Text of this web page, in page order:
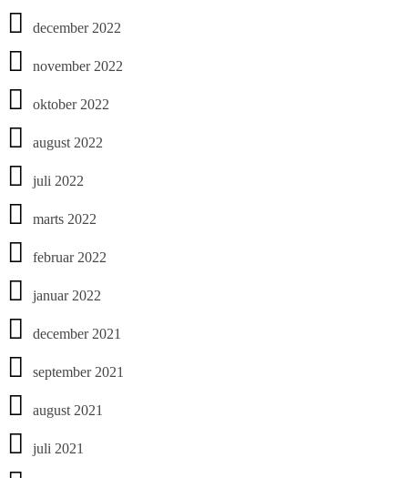
december 2022
november 2022
oktober 2022
august 2022
juli 2022
marts 2022
februar 2022
januar 2022
december 2021
september 2021
august 2021
juli 2021